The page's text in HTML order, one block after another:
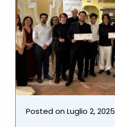
Posted onLuglio 2, 2025